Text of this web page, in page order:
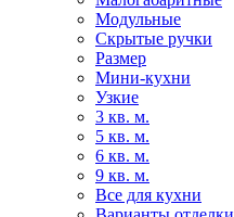
Модульные
Скрытые ручки
Размер
Мини-кухни
Узкие
3 кв. м.
5 кв. м.
6 кв. м.
9 кв. м.
Все для кухни